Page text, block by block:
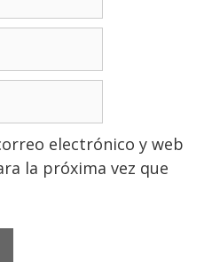
electrónico y web
la próxima vez que